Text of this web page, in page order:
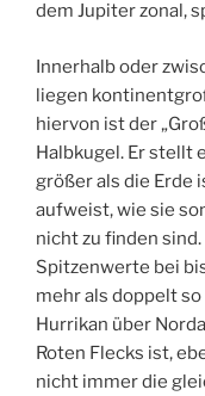
dem Jupiter zonal,
Innerhalb oder
liegen
hiervon ist der
Halbkugel. Er stellt
größer als die Erde
aufweist, wie sie
nicht zu finden
Spitzenwerte bei
mehr als doppelt
Hurrikan über
Roten Flecks ist,
nicht immer die